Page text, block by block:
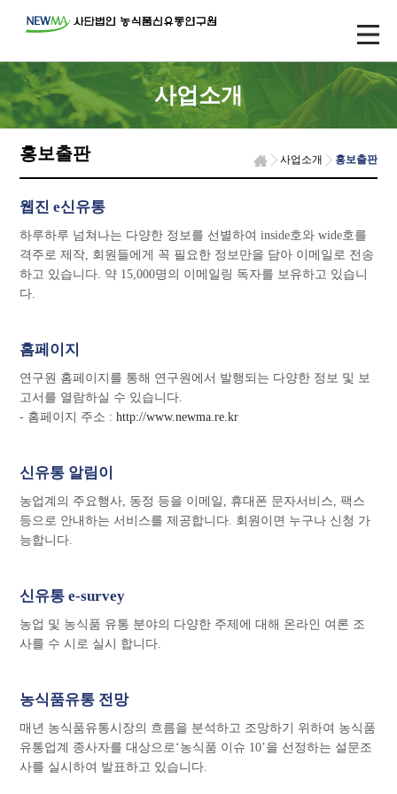
사업소개
홍보출판 사업소개 홍보출판
웹진 e신유통
하루하루 넘쳐나는 다양한 정보를 선별하여 inside호와 wide호를
격주로 제작, 회원들에게 꼭 필요한 정보만을 담아 이메일로 전송
하고 있습니다. 약 15,000명의 이메일링 독자를 보유하고 있습니
다.
홈페이지
연구원 홈페이지를 통해 연구원에서 발행되는 다양한 정보 및 보
고서를 열람하실 수 있습니다.
- 홈페이지 주소 :http://www.newma.re.kr
신유통 알림이
농업계의 주요행사, 동정 등을 이메일, 휴대폰 문자서비스, 팩스
등으로 안내하는 서비스를 제공합니다. 회원이면 누구나 신청 가
능합니다.
신유통 e-survey
농업 및 농식품 유통 분야의 다양한 주제에 대해 온라인 여론 조
사를 수 시로 실시 합니다.
농식품유통 전망
매년 농식품유통시장의 흐름을 분석하고 조망하기 위하여 농식품
유통업계 종사자를 대상으로‘농식품 이슈 10’을 선정하는 설문조
사를 실시하여 발표하고 있습니다.